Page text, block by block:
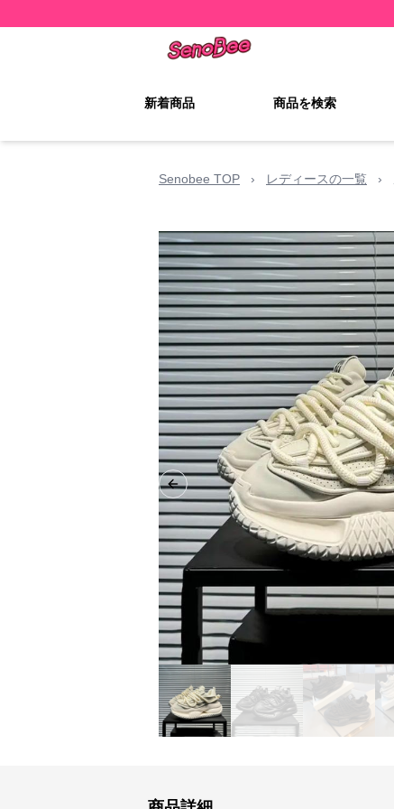
新着商品 商品を検索
Senobee TOP › レディースの一覧 ›
Previous slide